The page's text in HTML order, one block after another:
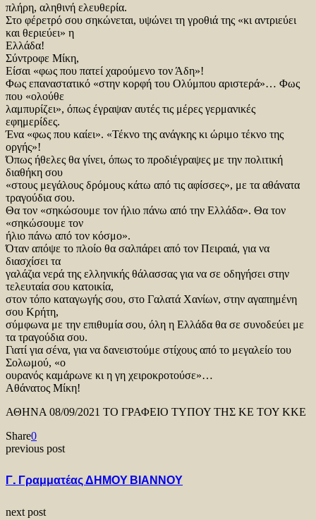
πλήρη, αληθινή ελευθερία.
Στο φέρετρό σου σηκώνεται, υψώνει τη γροθιά της «κι αντριεύει
και θεριεύει» η
Ελλάδα!
Σύντροφε Μίκη,
Είσαι «φως που πατεί χαρούμενο τον Άδη»!
Φως επαναστατικό «στην κορφή του Ολύμπου αριστερά»… Φως
που «ολούθε
λαμπυρίζει», όπως έγραψαν αυτές τις μέρες γερμανικές
εφημερίδες.
Ένα «φως που καίει». «Τέκνο της ανάγκης κι ώριμο τέκνο της
οργής»!
Όπως ήθελες θα γίνει, όπως το προδιέγραψες με την πολιτική
διαθήκη σου
«στους μεγάλους δρόμους κάτω από τις αφίσσες», με τα αθάνατα
τραγούδια σου.
Θα τον «σηκώσουμε τον ήλιο πάνω από την Ελλάδα». Θα τον
«σηκώσουμε τον
ήλιο πάνω από τον κόσμο».
Όταν απόψε το πλοίο θα σαλπάρει από τον Πειραιά, για να
διασχίσει τα
γαλάζια νερά της ελληνικής θάλασσας για να σε οδηγήσει στην
τελευταία σου κατοικία,
στον τόπο καταγωγής σου, στο Γαλατά Χανίων, στην αγαπημένη
σου Κρήτη,
σύμφωνα με την επιθυμία σου, όλη η Ελλάδα θα σε συνοδεύει με
τα τραγούδια σου.
Γιατί για σένα, για να δανειστούμε στίχους από το μεγαλείο του
Σολωμού, «ο
ουρανός καμάρωνε κι η γη χειροκροτούσε»…
Αθάνατος Μίκη!
ΑΘΗΝΑ 08/09/2021 ΤΟ ΓΡΑΦΕΙΟ ΤΥΠΟΥ ΤΗΣ ΚΕ ΤΟΥ ΚΚΕ
Share0
previous post
Γ. Γραμματέας ΔΗΜΟΥ ΒΙΑΝΝΟΥ
next post